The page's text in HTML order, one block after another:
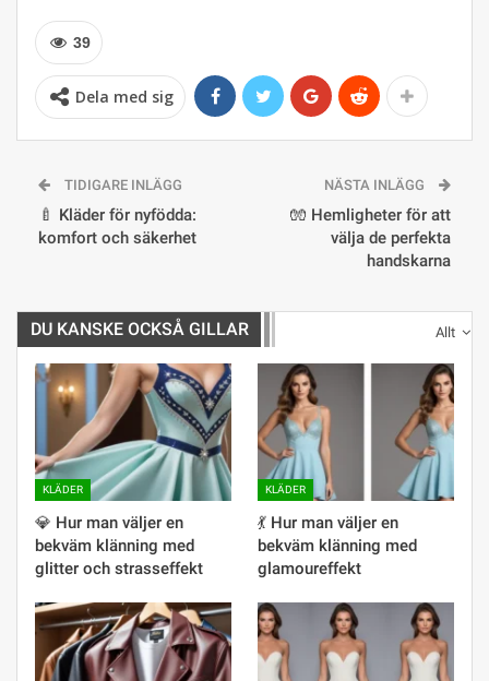
39
Dela med sig
TIDIGARE INLÄGG
🍼 Kläder för nyfödda:
komfort och säkerhet
NÄSTA INLÄGG
🧤 Hemligheter för att
välja de perfekta
handskarna
Allt
DU KANSKE OCKSÅ GILLAR
KLÄDER
💎 Hur man väljer en
bekväm klänning med
glitter och strasseffekt
KLÄDER
💃 Hur man väljer en
bekväm klänning med
glamoureffekt